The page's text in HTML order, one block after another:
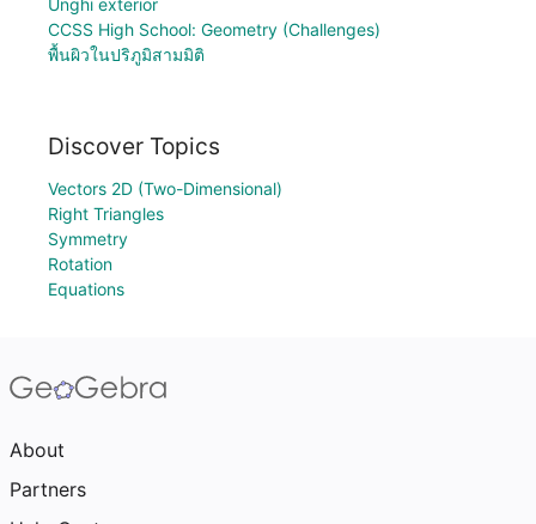
Unghi exterior
CCSS High School: Geometry (Challenges)
พื้นผิวในปริภูมิสามมิติ
Discover Topics
Vectors 2D (Two-Dimensional)
Right Triangles
Symmetry
Rotation
Equations
About
Partners